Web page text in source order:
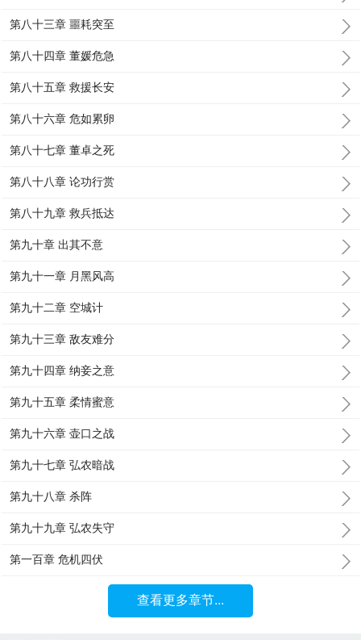
第八十三章 噩耗突至
第八十四章 董媛危急
第八十五章 救援长安
第八十六章 危如累卵
第八十七章 董卓之死
第八十八章 论功行赏
第八十九章 救兵抵达
第九十章 出其不意
第九十一章 月黑风高
第九十二章 空城计
第九十三章 敌友难分
第九十四章 纳妾之意
第九十五章 柔情蜜意
第九十六章 壶口之战
第九十七章 弘农暗战
第九十八章 杀阵
第九十九章 弘农失守
第一百章 危机四伏
查看更多章节...